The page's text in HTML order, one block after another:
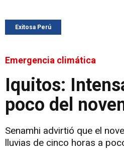
Exitosa Perú
Emergencia climática
Iquitos:
poco del
Senamhi advirtió que el
lluvias de cinco horas a